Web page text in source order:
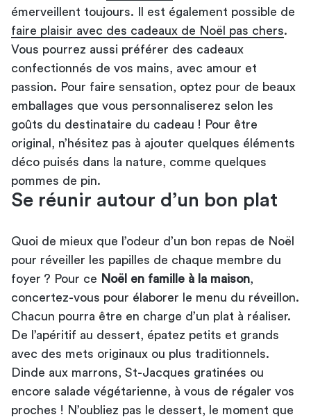
émerveillent toujours. Il est également possible de
faire plaisir avec des cadeaux de Noël pas chers.
Vous pourrez aussi préférer des cadeaux
confectionnés de vos mains, avec amour et
passion. Pour faire sensation, optez pour de beaux
emballages que vous personnaliserez selon les
goûts du destinataire du cadeau ! Pour être
original, n’hésitez pas à ajouter quelques éléments
déco puisés dans la nature, comme quelques
pommes de pin.
Se réunir autour d’un bon plat
Quoi de mieux que l’odeur d’un bon repas de Noël
pour réveiller les papilles de chaque membre du
foyer ? Pour ce Noël en famille à la maison
concertez-vous pour élaborer le menu du réveillon.
Chacun pourra être en charge d’un plat à réaliser.
De l’apéritif au dessert, épatez petits et grands
avec des mets originaux ou plus traditionnels.
Dinde aux marrons, St-Jacques gratinées ou
encore salade végétarienne, à vous de régaler vos
proches ! N’oubliez pas le dessert, le moment que